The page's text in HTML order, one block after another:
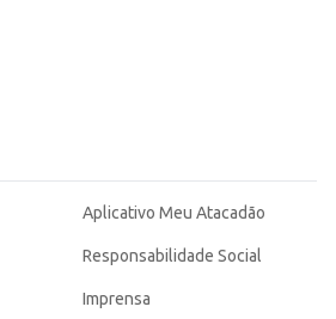
Aplicativo Meu Atacadão
Responsabilidade Social
Imprensa